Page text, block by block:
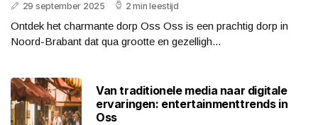
29 september 2025 2 min leestijd
Ontdek het charmante dorp Oss Oss is een prachtig dorp in
Noord-Brabant dat qua grootte en gezelligh...
Van traditionele media naar digitale
ervaringen: entertainmenttrends in
Oss